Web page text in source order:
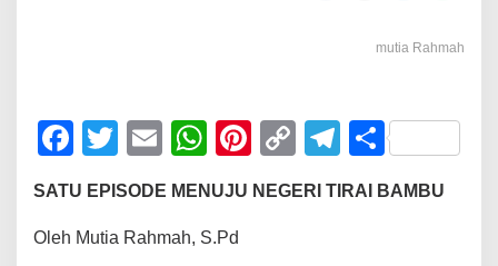
mutia Rahmah
F
a
c
e
T
wi
tt
er
E
m
ail
W
h
at
s
Pi
nt
er
C
o
p
T
el
e
S
h
ar
SATU EPISODE MENUJU NEGERI TIRAI BAMBU
Oleh Mutia Rahmah, S.Pd